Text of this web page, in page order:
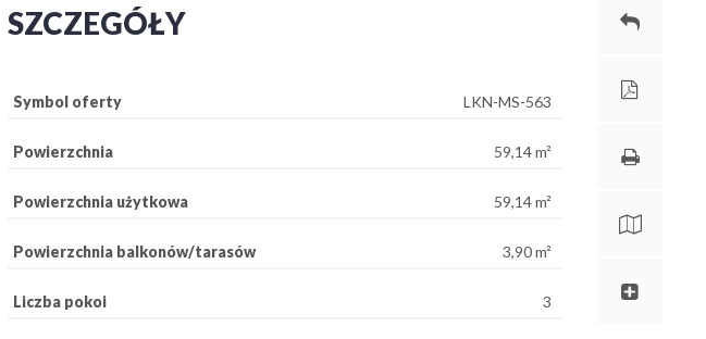
SZCZEGÓŁY
Symbol oferty LKN-MS-563
Powierzchnia 59,14 m²
Powierzchnia użytkowa 59,14 m²
Powierzchnia balkonów/tarasów 3,90 m²
Liczba pokoi 3